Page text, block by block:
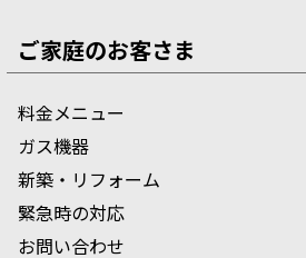
ご家庭のお客さま
料金メニュー
ガス機器
新築・リフォーム
緊急時の対応
お問い合わせ